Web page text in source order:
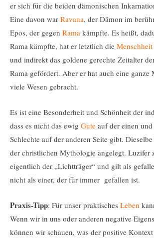
er sich für die beiden dämonischen
Eine davon war Ravana, der Dämon im
Epos, der gegen Rama kämpfte. Es heißt,
Rama kämpfte, hat er letztlich die Menschheit
und indirekt das goldene gerechte Zeitalter
Rama gefördert. Aber er hat auch eine ganze
viele Wesen gebracht.
Es ist eine Besonderheit und Schönheit der
dass es nicht das ewig Gute auf der einen
Schlechte auf der anderen Seite gibt.
der christlichen Mythologie angelegt. Luzifer
eigentlich der „Lichtträger“ und gilt als
nicht als einer, der für immer gefallen ist.
Praxis-Tipp: Für unser praktisches Leben
Wenn wir in uns oder anderen negative
können wir schauen, was der positive